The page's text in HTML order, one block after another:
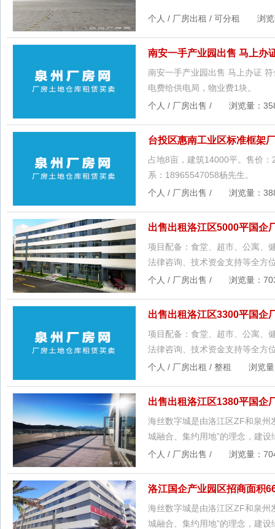
个人 / 厂房出租 / 可分租 浏
南安一手产业园出售 马上办
南安一手产业园出售 马上办证
电费给供电局，物业费1块。
个人 / 厂房出售 / 浏览量：
台投区惠南工业区标准框架
占地8亩，建筑14000平。售价
系：18965547058杨先生。
个人 / 厂房出售 / 浏览量：
出售出租洛江区5000平国企
项目配备：食堂、超市、公寓、
法律咨询、技术资金支持等全方
个人 / 厂房出售 / 浏览量：
出售出租洛江区3300平国企
项目配备：食堂、超市、公寓、
法律咨询、技术资金支持等全方
个人 / 厂房出租 / 整租 浏览
出售出租洛江区1380平国企
海丝数字城是由洛江区ZF和泉州
城融合、集约用地”的理念，建
个人 / 厂房出售 / 浏览量：
洛江国企产业园区招商面积
海丝数字城是由洛江区ZF和泉州
城融合、集约用地”的理念，建